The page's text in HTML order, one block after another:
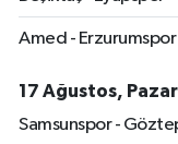
Amed - Erzurumspor
17 Ağustos,
Samsunspor -